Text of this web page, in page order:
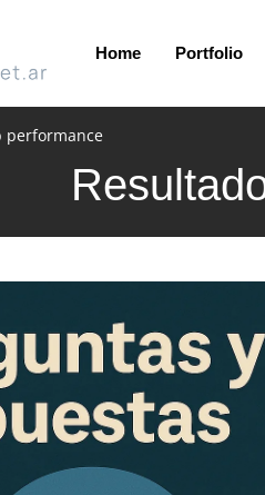
Home Portfolio
performance